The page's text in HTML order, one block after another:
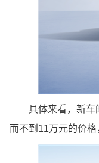
具体来看，新车
而不到11万元的价